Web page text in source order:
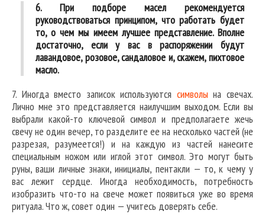
6. При подборе масел рекомендуется
руководствоваться принципом, что работать будет
то, о чем мы имеем лучшее представление. Вполне
достаточно, если у вас в распоряжении будут
лавандовое, розовое, сандаловое и, скажем, пихтовое
масло.
7. Иногда вместо записок используются символы на свечах.
Лично мне это представляется наилучшим выходом. Если вы
выбрали какой-то ключевой символ и предполагаете жечь
свечу не один вечер, то разделите ее на несколько частей (не
разрезая, разумеется!) и на каждую из частей нанесите
специальным ножом или иглой этот символ. Это могут быть
руны, ваши личные знаки, инициалы, пентакли — то, к чему у
вас лежит сердце. Иногда необходимость, потребность
изобразить что-то на свече может появиться уже во время
ритуала. Что ж, совет один — учитесь доверять себе.